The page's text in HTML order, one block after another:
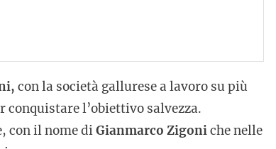
con la società gallurese a lavoro su più
l’obiettivo salvezza.
con il nome diGianmarco Zigoniche nelle